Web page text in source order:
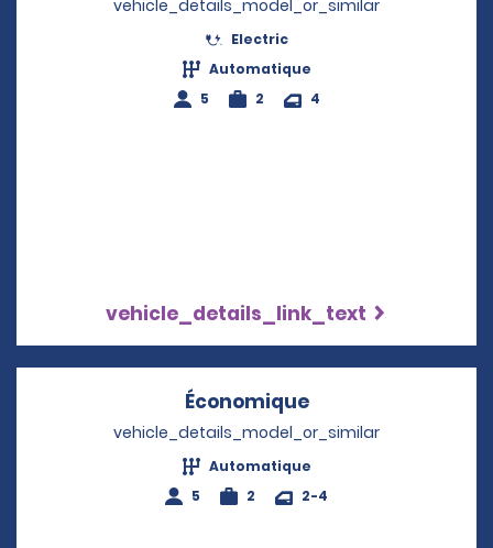
vehicle_details_model_or_similar
Electric
Automatique
5
2 4
vehicle_details_link_text
ÉconomiqueOpens in a new
vehicle_details_model_or_similar
Automatique
5
2 2-4